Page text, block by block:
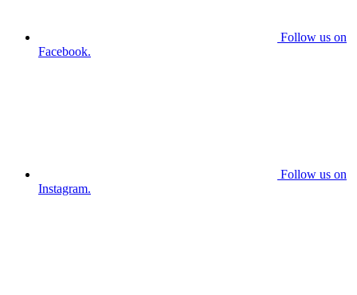
Follow us on
Facebook.
Follow us on
Instagram.